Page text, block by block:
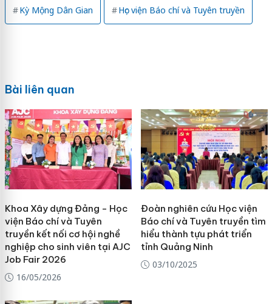
Kỳ Mộng Dân Gian Học viện Báo chí và Tuyên truyền
Bài liên quan
Khoa Xây dựng Đảng - Học
viện Báo chí và Tuyên
truyền kết nối cơ hội nghề
nghiệp cho sinh viên tại AJC
Job Fair 2026
16/05/2026
Đoàn nghiên cứu Học viện
Báo chí và Tuyên truyền tìm
hiểu thành tựu phát triển
tỉnh Quảng Ninh
03/10/2025